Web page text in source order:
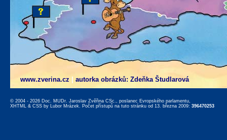
www.zverina.cz autorka obrázků: Zdeňka Študlarová
© 2004 - 2026 Doc. MUDr. Jaroslav Zvěřina CSc., poslanec Evropského parlamentu,
XHTML & CSS by Lubor Mrázek. Počet přístupů na tuto stránku od 13. března 2009: 396470253